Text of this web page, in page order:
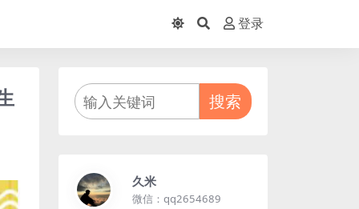
登录
搜索
久米
微信：qq2654689